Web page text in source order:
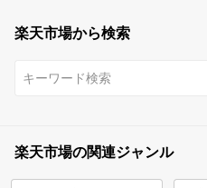
楽天市場から検索
楽天市場の関連ジャンル